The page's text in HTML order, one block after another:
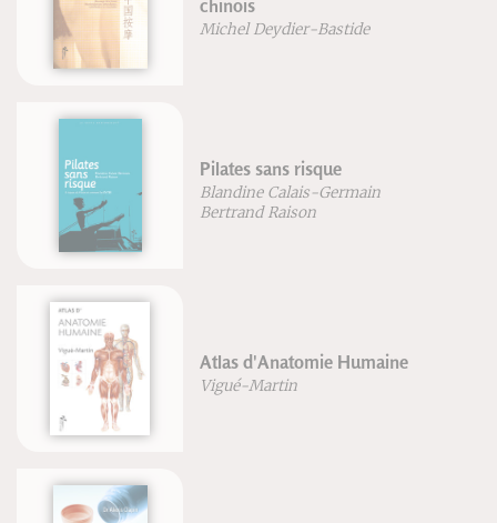
chinois
Michel Deydier-Bastide
Pilates sans risque
Blandine Calais-Germain
Bertrand Raison
Atlas d'Anatomie Humaine
Vigué-Martin